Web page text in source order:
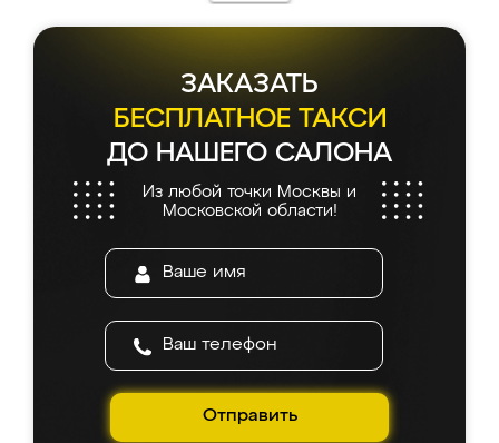
ЗАКАЗАТЬ
БЕСПЛАТНОЕ ТАКСИ
ДО НАШЕГО САЛОНА
Из любой точки Москвы и
Московской области!
Отправить